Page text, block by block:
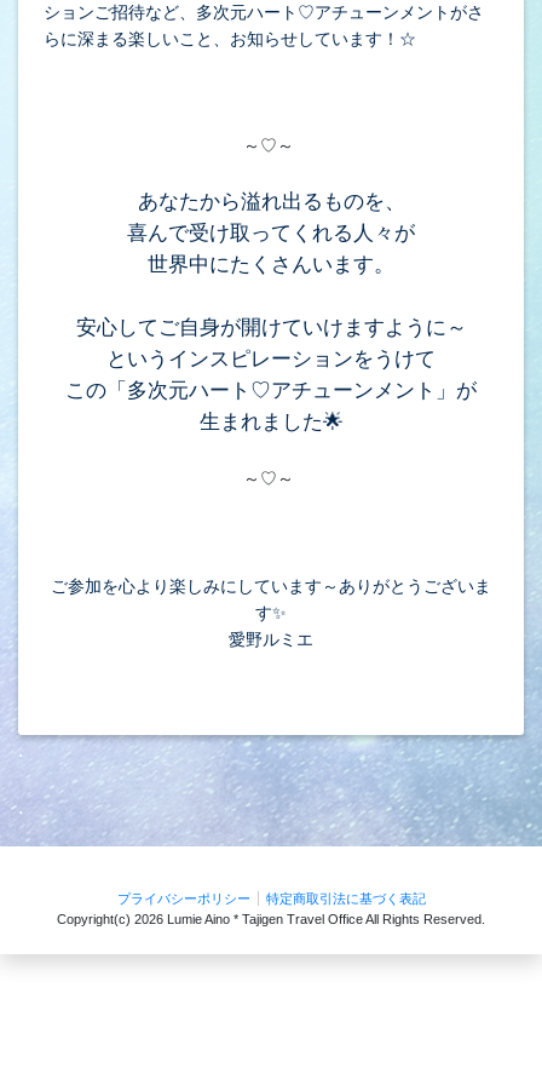
ションご招待など、多次元ハート♡アチューンメントがさ
らに深まる楽しいこと、お知らせしています！☆
～♡～
あなたから溢れ出るものを、
喜んで受け取ってくれる人々が
世界中にたくさんいます。
安心してご自身が開けていけますように～
というインスピレーションをうけて
この「多次元ハート♡アチューンメント」が
生まれました🌟
～♡～
ご参加を心より楽しみにしています～ありがとうございま
す✨
愛野ルミエ
.
.
プライバシーポリシー
特定商取引法に基づく表記
Copyright(c) 2026 Lumie Aino * Tajigen Travel OfficeAll Rights Reserved.